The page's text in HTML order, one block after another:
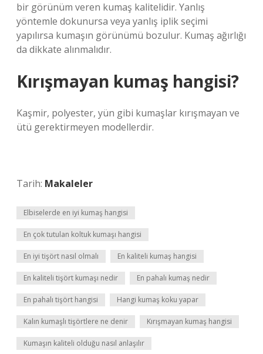
bir görünüm veren kumaş kalitelidir. Yanlış
yöntemle dokunursa veya yanlış iplik seçimi
yapılırsa kumaşın görünümü bozulur. Kumaş ağırlığı
da dikkate alınmalıdır.
Kırışmayan kumaş hangisi?
Kaşmir, polyester, yün gibi kumaşlar kırışmayan ve
ütü gerektirmeyen modellerdir.
Tarih: Makaleler
Elbiselerde en iyi kumaş hangisi
En çok tutulan koltuk kumaşı hangisi
En iyi tişört nasıl olmalı En kaliteli kumaş hangisi
En kaliteli tişört kumaşı nedir En pahalı kumaş nedir
En pahalı tişört hangisi Hangi kumaş koku yapar
Kalın kumaşlı tişörtlere ne denir Kırışmayan kumaş hangisi
Kumaşın kaliteli olduğu nasıl anlaşılır